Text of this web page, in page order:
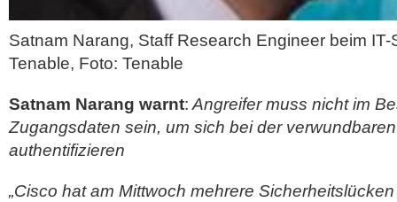
Satnam Narang, Staff Research Engineer beim
Tenable, Foto: Tenable
Satnam Narang warnt: Angreifer muss nicht im
Zugangsdaten sein, um sich bei der
authentifizieren
„Cisco hat am Mittwoch mehrere